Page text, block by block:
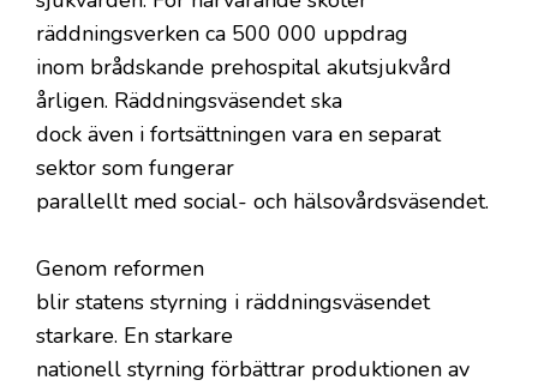
räddningsverken ca 500 000 uppdrag
inom brådskande prehospital akutsjukvård
årligen. Räddningsväsendet ska
dock även i fortsättningen vara en separat
sektor som fungerar
parallellt med social- och hälsovårdsväsendet.
Genom reformen
blir statens styrning i räddningsväsendet
starkare. En starkare
nationell styrning förbättrar produktionen av